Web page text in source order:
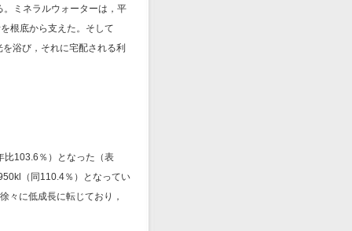
ミネラルウォーターは，平
根底から支えた。そして
浴び，それに宅配される利
103.6％）となった（表
（同110.4％）となってい
々に低成長に転じており，